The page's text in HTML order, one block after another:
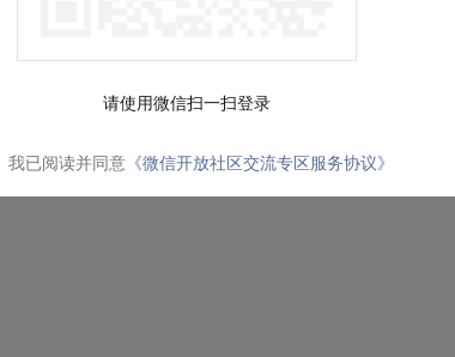
请使用微信扫一扫登录
我已阅读并同意 《微信开放社区交流专区服务协议》